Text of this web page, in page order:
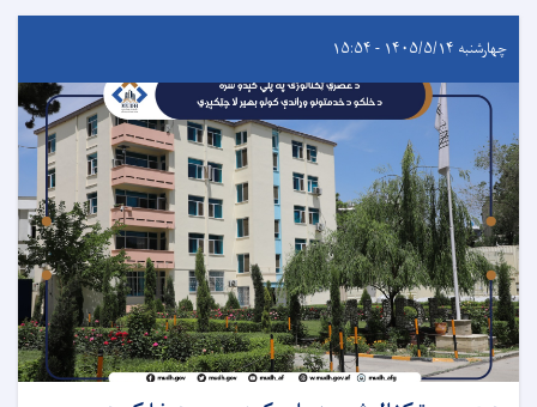
چهارشنبه ۱۴۰۵/۵/۱۴ - ۱۵:۵۴